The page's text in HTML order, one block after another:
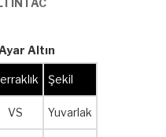
Altın
Şekil
VS Yuvarlak